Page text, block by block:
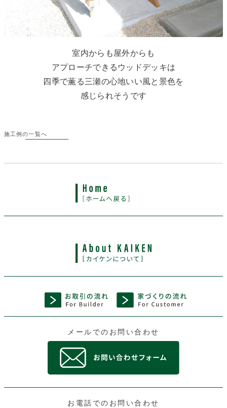
室内からも屋外からも
アプローチできるウッドデッキは
四季で薫る三瀬の心地いい風と景色を
感じられそうです
施工例の一覧へ
メールでのお問い合わせ
お電話でのお問い合わせ